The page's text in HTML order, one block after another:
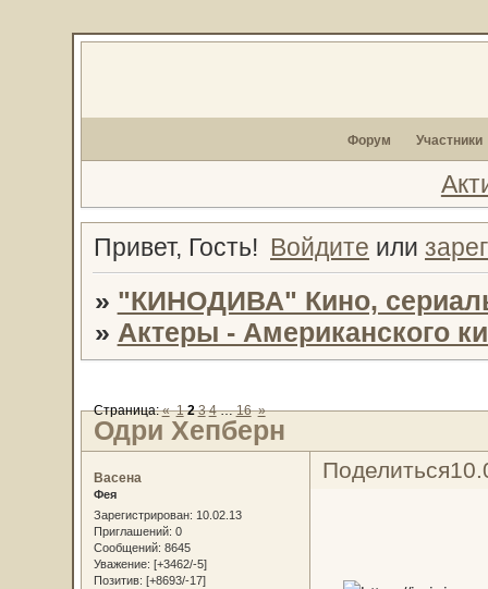
Форум Участники
Привет, Гость! Войдите или
» "КИНОДИВА" Кино,
» Актеры - Американского
Одри Хепберн
Страница:« 1 2 3 4 … 16 »
Поделиться
Васена
Фея
Зарегистрирован: 10.02.13
Приглашений: 0
Сообщений: 8645
Уважение: [+3462/-5]
Позитив: [+8693/-17]